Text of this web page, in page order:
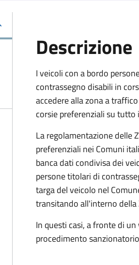
Descrizione
I veicoli con a bordo
contrassegno disabili in
accedere alla zona a
corsie preferenziali su
La regolamentazione delle
preferenziali nei Comuni
banca dati condivisa dei
persone titolari di
targa del veicolo nel
transitando all'interno della
In questi casi, a fronte di
procedimento